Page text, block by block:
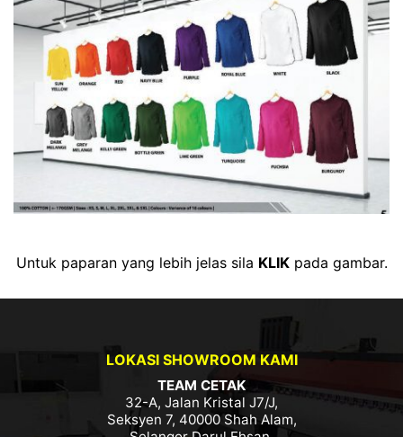
Untuk paparan yang lebih jelas sila KLIKpada gambar.
LOKASI SHOWROOM KAMI
TEAM CETAK
32-A, Jalan Kristal J7/J,
Seksyen 7, 40000 Shah Alam,